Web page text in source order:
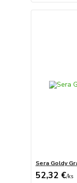
Sera Goldy
52,32 €/ks